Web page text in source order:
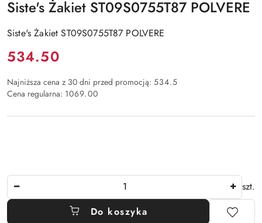
Siste's Żakiet ST09S0755T87 POLVERE
Siste's Żakiet ST09S0755T87 POLVERE
Cena:
534.50
Najniższa cena z 30 dni przed promocją: 534.5
Cena regularna: 1069.00
szt.
Do koszyka